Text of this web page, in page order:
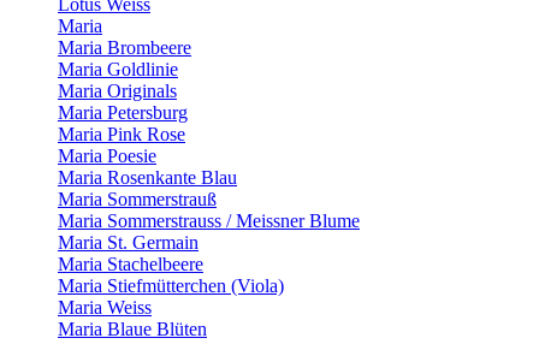
Lotus Weiss
Maria
Maria Brombeere
Maria Goldlinie
Maria Originals
Maria Petersburg
Maria Pink Rose
Maria Poesie
Maria Rosenkante Blau
Maria Sommerstrauß
Maria Sommerstrauss / Meissner Blume
Maria St. Germain
Maria Stachelbeere
Maria Stiefmütterchen (Viola)
Maria Weiss
Maria Blaue Blüten